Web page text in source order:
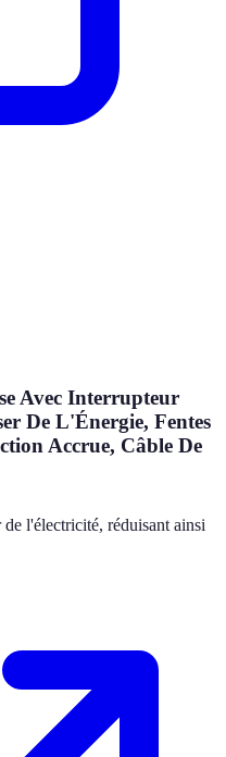
Avec Interrupteur
De L'Énergie, Fentes
Accrue, Câble De
l'électricité, réduisant ainsi